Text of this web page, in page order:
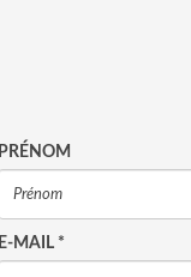
PRÉNOM
E-MAIL *